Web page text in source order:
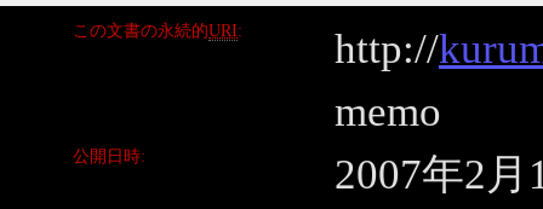
この文書の永続的URI http://
memo
公開日時 2007年2